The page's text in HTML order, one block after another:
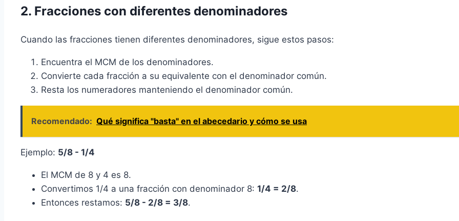
2. Fracciones con diferentes denominadores
Cuando las fracciones tienen diferentes denominadores, sigue estos pasos:
Encuentra el MCM de los denominadores.
Convierte cada fracción a su equivalente con el denominador común.
Resta los numeradores manteniendo el denominador común.
Recomendado: Qué significa "basta" en el abecedario y cómo se usa
Ejemplo: 5/8 - 1/4
El MCM de 8 y 4 es 8.
Convertimos 1/4 a una fracción con denominador 8: 1/4 = 2/8.
Entonces restamos: 5/8 - 2/8 = 3/8.